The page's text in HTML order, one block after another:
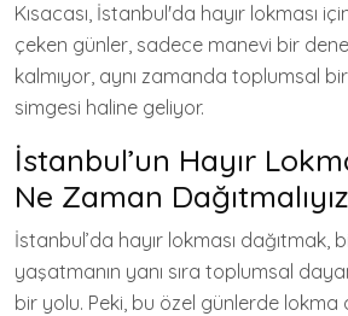
Kısacası, İstanbul'da hayır lokması
çeken günler, sadece manevi bir
kalmıyor, aynı zamanda toplumsal
simgesi haline geliyor.
İstanbul’un Hayır
Ne Zaman
İstanbul’da hayır lokması dağıtmak,
yaşatmanın yanı sıra toplumsal
bir yolu. Peki, bu özel günlerde lokma